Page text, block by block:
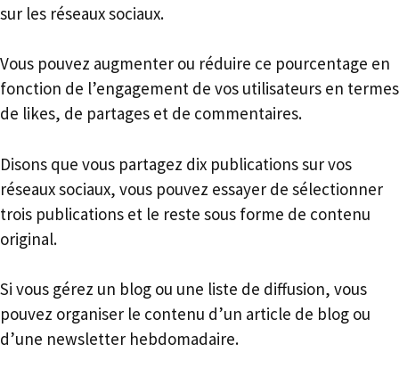
sur les réseaux sociaux.
Vous pouvez augmenter ou réduire ce pourcentage en
fonction de l’engagement de vos utilisateurs en termes
de likes, de partages et de commentaires.
Disons que vous partagez dix publications sur vos
réseaux sociaux, vous pouvez essayer de sélectionner
trois publications et le reste sous forme de contenu
original.
Si vous gérez un blog ou une liste de diffusion, vous
pouvez organiser le contenu d’un article de blog ou
d’une newsletter hebdomadaire.